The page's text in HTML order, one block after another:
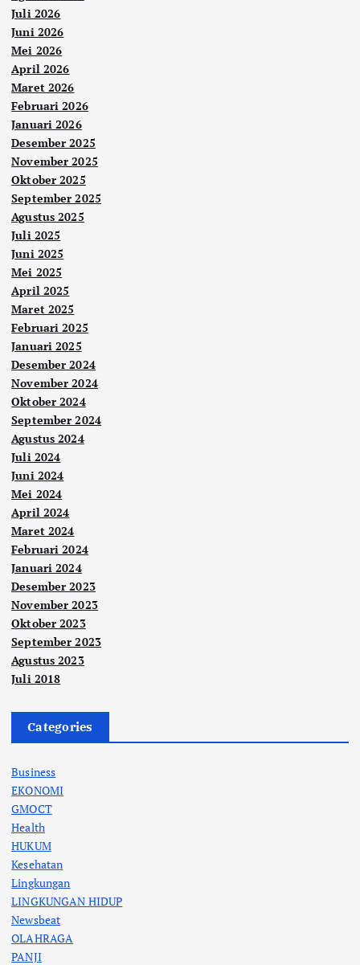
Juli 2026
Juni 2026
Mei 2026
April 2026
Maret 2026
Februari 2026
Januari 2026
Desember 2025
November 2025
Oktober 2025
September 2025
Agustus 2025
Juli 2025
Juni 2025
Mei 2025
April 2025
Maret 2025
Februari 2025
Januari 2025
Desember 2024
November 2024
Oktober 2024
September 2024
Agustus 2024
Juli 2024
Juni 2024
Mei 2024
April 2024
Maret 2024
Februari 2024
Januari 2024
Desember 2023
November 2023
Oktober 2023
September 2023
Agustus 2023
Juli 2018
Categories
Business
EKONOMI
GMOCT
Health
HUKUM
Kesehatan
Lingkungan
LINGKUNGAN HIDUP
Newsbeat
OLAHRAGA
PANJI